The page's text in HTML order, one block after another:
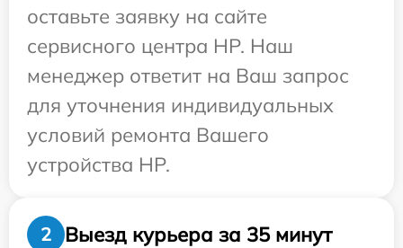
оставьте заявку на сайте
сервисного центра HP. Наш
менеджер ответит на Ваш запрос
для уточнения индивидуальных
условий ремонта Вашего
устройства HP.
2
Выезд курьера за 35 минут